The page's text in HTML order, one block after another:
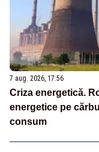
7 aug. 2026, 17:56
Criza energetică.
energetice pe
consum